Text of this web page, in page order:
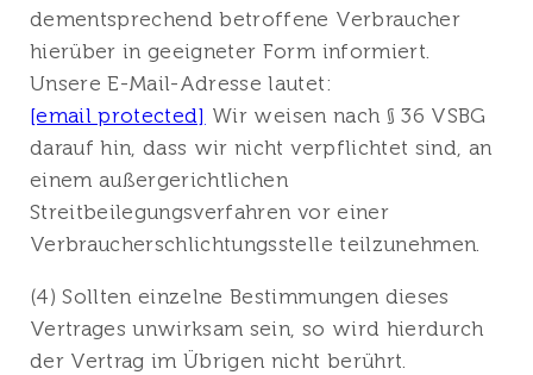
dementsprechend betroffene Verbraucher
hierüber in geeigneter Form informiert.
Unsere E-Mail-Adresse lautet:
[email protected] Wir weisen nach § 36 VSBG
darauf hin, dass wir nicht verpflichtet sind, an
einem außergerichtlichen
Streitbeilegungsverfahren vor einer
Verbraucherschlichtungsstelle teilzunehmen.
(4) Sollten einzelne Bestimmungen dieses
Vertrages unwirksam sein, so wird hierdurch
der Vertrag im Übrigen nicht berührt.